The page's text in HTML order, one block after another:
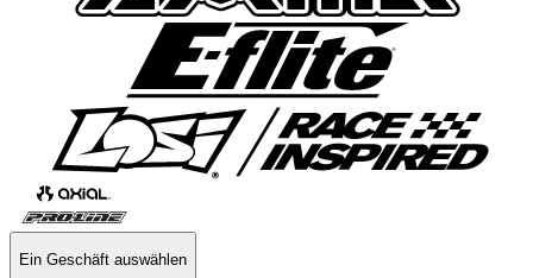
Ein Geschäft auswählen